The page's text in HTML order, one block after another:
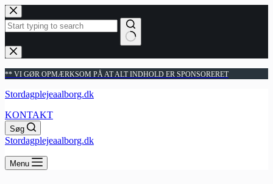
Fortsæt
til
indhold
Ingen
resultater
** VI GØR OPMÆRKSOM PÅ AT ALT INDHOLD ER SPONSORERET
Stordagplejeaalborg.dk
KONTAKT
Søg
Stordagplejeaalborg.dk
Menu